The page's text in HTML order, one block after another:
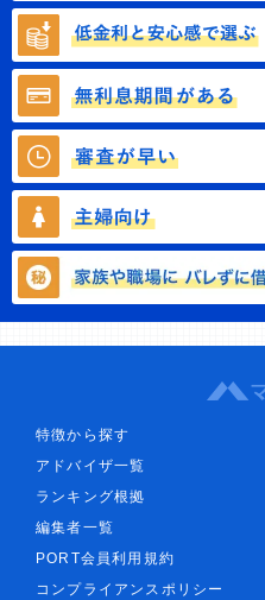
特徴から探す
アドバイザ一覧
ランキング根拠
編集者一覧
PORT会員利用規約
コンプライアンスポリシー